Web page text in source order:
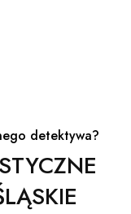
detektywa?